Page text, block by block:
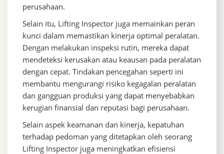
perusahaan.
Selain itu, Lifting Inspector juga memainkan peran
kunci dalam memastikan kinerja optimal peralatan.
Dengan melakukan inspeksi rutin, mereka dapat
mendeteksi kerusakan atau keausan pada peralatan
dengan cepat. Tindakan pencegahan seperti ini
membantu mengurangi risiko kegagalan peralatan
dan gangguan produksi yang dapat menyebabkan
kerugian finansial dan reputasi bagi perusahaan.
Selain aspek keamanan dan kinerja, kepatuhan
terhadap pedoman yang ditetapkan oleh seorang
Lifting Inspector juga meningkatkan efisiensi